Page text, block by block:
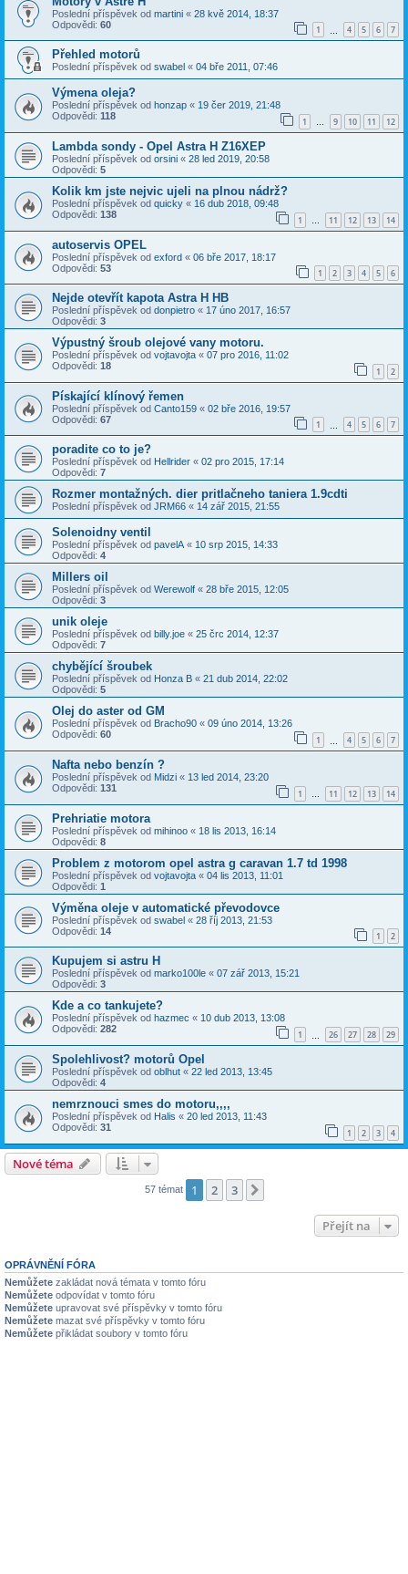
Poslední příspěvek od martini « 28 kvě 2014, 18:37
Odpovědi: 60 1 4 5 6 7
Přehled motorů
Poslední příspěvek od swabel « 04 bře 2011, 07:46
Výmena oleja?
Poslední příspěvek od honzap « 19 čer 2019, 21:48
Odpovědi: 118 1 … 9 10 11 12
Lambda sondy - Opel Astra H Z16XEP
Poslední příspěvek od orsini « 28 led 2019, 20:58
Odpovědi: 5
Kolik km jste nejvic ujeli na plnou nádrž?
Poslední příspěvek od quicky « 16 dub 2018, 09:48
Odpovědi: 138 1 … 11 12 13 14
autoservis OPEL
Poslední příspěvek od exford « 06 bře 2017, 18:17
Odpovědi: 53 1 2 3 4 5 6
Nejde otevřít kapota Astra H HB
Poslední příspěvek od donpietro « 17 úno 2017, 16:57
Odpovědi: 3
Výpustný šroub olejové vany motoru.
Poslední příspěvek od vojtavojta « 07 pro 2016, 11:02
Odpovědi: 18 1 2
Pískající klínový řemen
Poslední příspěvek od Canto159 « 02 bře 2016, 19:57
Odpovědi: 67 1 4 5 6 7
poradite co to je?
Poslední příspěvek od Hellrider « 02 pro 2015, 17:14
Odpovědi: 7
Rozmer montažných. dier pritlačneho taniera 1.9cdti
Poslední příspěvek od JRM66 « 14 zář 2015, 21:55
Solenoidny ventil
Poslední příspěvek od pavelA« 10 srp 2015, 14:33
Odpovědi: 4
Millers oil
Poslední příspěvek od Werewolf « 28 bře 2015, 12:05
Odpovědi: 3
unik oleje
Poslední příspěvek od billy.joe « 25 črc 2014, 12:37
Odpovědi: 7
chybějící šroubek
Poslední příspěvek od Honza B « 21 dub 2014, 22:02
Odpovědi: 5
Olej do aster od GM
Poslední příspěvek od Bracho90 « 09 úno 2014, 13:26
Odpovědi: 60 1 4 5 6 7
Nafta nebo benzín ?
Poslední příspěvek od Midzi « 13 led 2014, 23:20
Odpovědi: 131 1 … 11 12 13 14
Prehriatie motora
Poslední příspěvek od mihinoo « 18 lis 2013, 16:14
Odpovědi: 8
Problem z motorom opel astra g caravan 1.7 td 1998
Poslední příspěvek od vojtavojta « 04 lis 2013, 11:01
Odpovědi: 1
Výměna oleje v automatické převodovce
Poslední příspěvek od swabel « 28 říj 2013, 21:53
Odpovědi: 14 1 2
Kupujem si astru H
Poslední příspěvek od marko100le « 07 zář 2013, 15:21
Odpovědi: 3
Kde a co tankujete?
Poslední příspěvek od hazmec « 10 dub 2013, 13:08
Odpovědi: 282 1 26 27 28 29
Spolehlivost? motorů Opel
Poslední příspěvek od oblhut « 22 led 2013, 13:45
Odpovědi: 4
nemrznouci smes do motoru,,,,
Poslední příspěvek od Halis « 20 led 2013, 11:43
Odpovědi: 31 1 2 3 4
Nové téma
57 témat 1 2 3
Přejít na
OPRÁVNĚNÍ FÓRA
Nemůžete zakládat nová témata v tomto fóru
Nemůžete odpovídat v tomto fóru
Nemůžete upravovat své příspěvky v tomto fóru
Nemůžete mazat své příspěvky v tomto fóru
Nemůžete přikládat soubory v tomto fóru